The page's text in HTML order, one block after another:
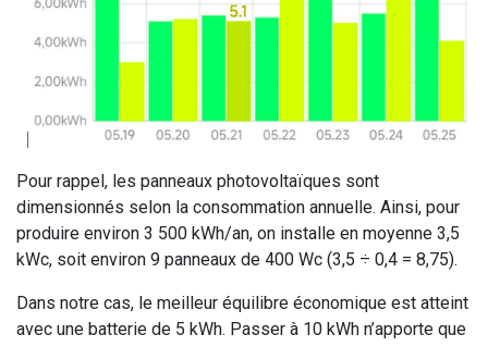
Pour rappel, les panneaux photovoltaïques sont
dimensionnés selon la consommation annuelle. Ainsi, pour
produire environ 3 500 kWh/an, on installe en moyenne 3,5
kWc, soit environ 9 panneaux de 400 Wc (3,5 ÷ 0,4 = 8,75).
Dans notre cas, le meilleur équilibre économique est atteint
avec une batterie de 5 kWh. Passer à 10 kWh n’apporte que